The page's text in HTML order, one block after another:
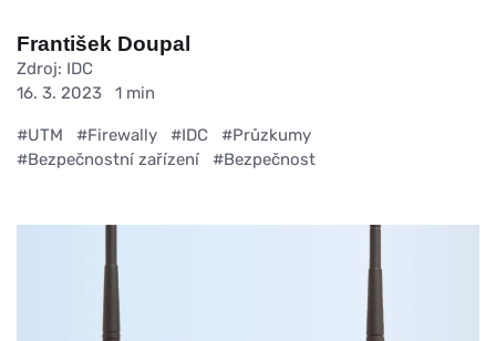
František Doupal
Zdroj: IDC
16. 3. 2023
1 min
#UTM #Firewally #IDC
#Průzkumy
#Bezpečnostní zařízení
#Bezpečnost